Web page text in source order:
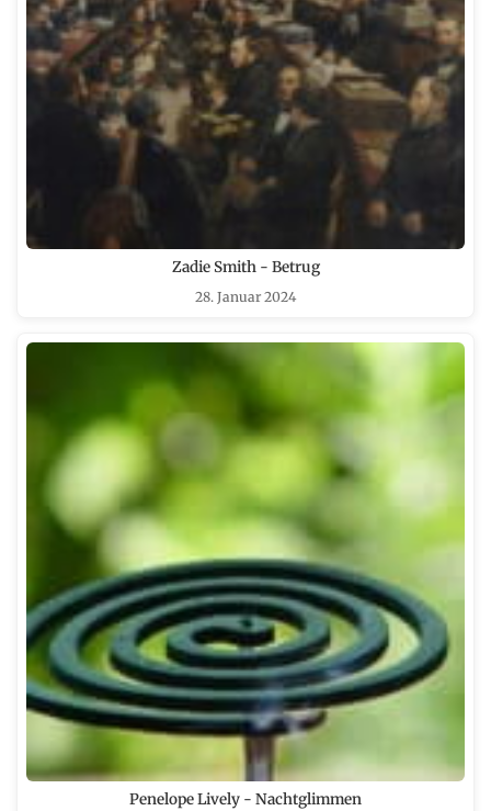
Zadie Smith - Betrug
28. Januar 2024
Penelope Lively - Nachtglimmen